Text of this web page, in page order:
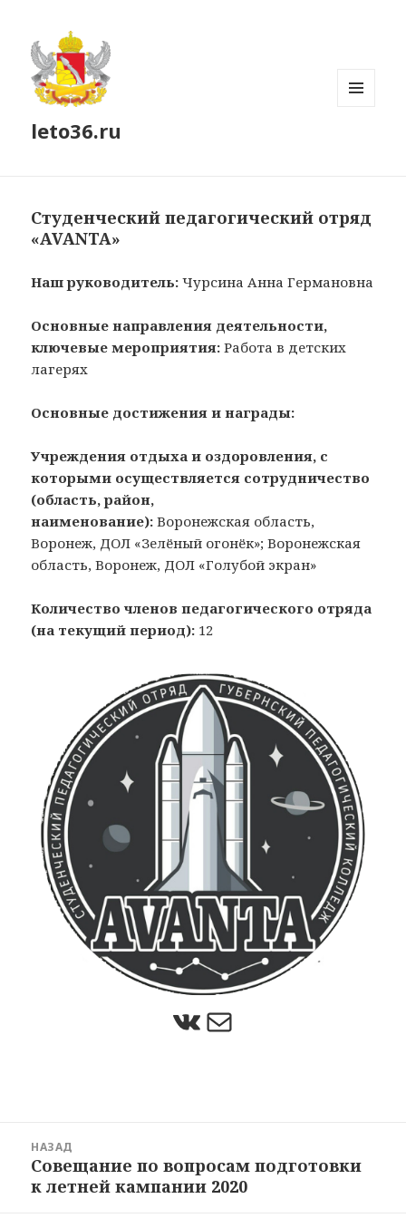
leto36.ru
Студенческий педагогический отряд
«AVANTA»
Наш руководитель: Чурсина Анна Германовна
Основные направления деятельности,
ключевые мероприятия: Работа в детских
лагерях
Основные достижения и награды:
Учреждения отдыха и оздоровления, с
которыми осуществляется сотрудничество
(область, район,
наименование): Воронежская область,
Воронеж, ДОЛ «Зелёный огонёк»; Воронежская
область, Воронеж, ДОЛ «Голубой экран»
Количество членов педагогического отряда
(на текущий период): 12
https://vk.com/club192636796 Почта
записям
НАЗАД
Предыдущая
запись:
Совещание по вопросам подготовки
к летней кампании 2020